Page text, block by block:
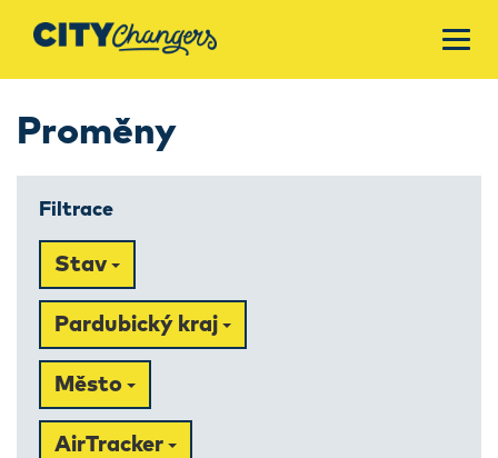
Proměny
Filtrace
Stav
Pardubický kraj
Město
AirTracker